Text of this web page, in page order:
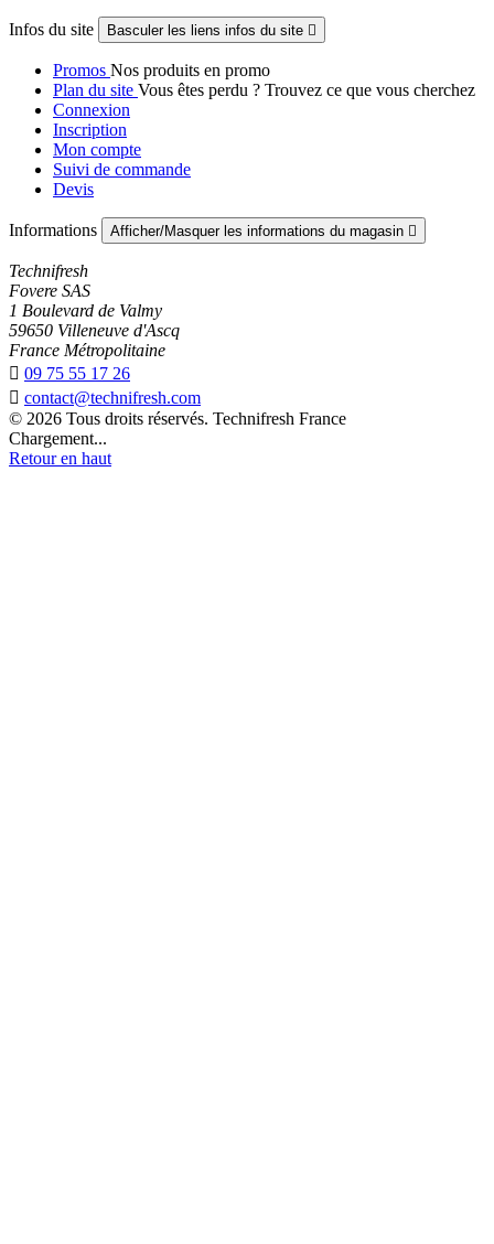
Infos du site Basculer les liens infos du site 
Promos Nos produits en promo
Plan du site Vous êtes perdu ? Trouvez ce que vous cherchez
Connexion
Inscription
Mon compte
Suivi de commande
Devis
Informations Afficher/Masquer les informations du magasin 
Technifresh
Fovere SAS
1 Boulevard de Valmy
59650 Villeneuve d'Ascq
France Métropolitaine
 09 75 55 17 26
 contact@technifresh.com
© 2026 Tous droits réservés. Technifresh France
Chargement...
Retour en haut